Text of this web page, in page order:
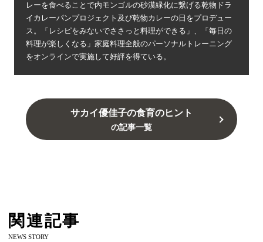
レーを食べることで内モンゴルの砂漠緑化に繋げる乾物ドラ
イカレーパンプロジェクト及び乾物カレーの日をプロデュー
ス。「レシピをみないでささっと料理ができる」、「毎日の
料理が楽しくなる」家庭料理全般のパーソナルトレーニング
をオンラインで実施して好評を得ている。
サカイ優佳子の食育のヒント
の記事一覧
関連記事
NEWS STORY